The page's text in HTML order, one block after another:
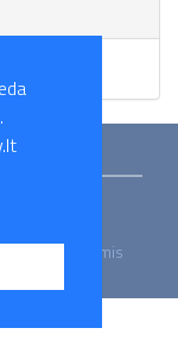
Partneriai
su mumis